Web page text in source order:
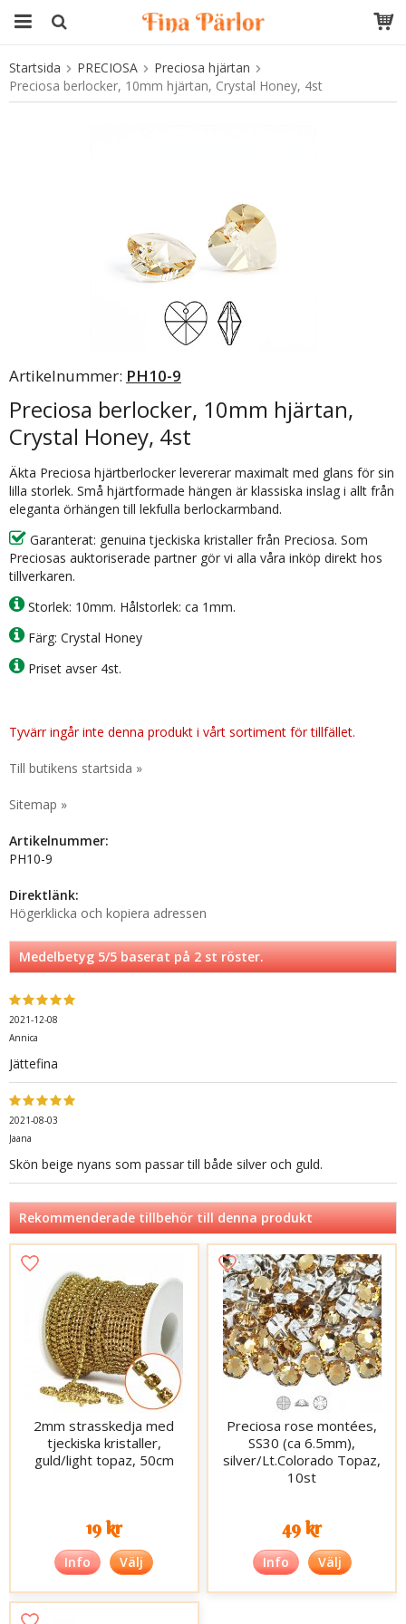
Produkten har blivit tillagd i varukorgen
Startsida PRECIOSA
Preciosa hjärtan
Preciosa berlocker, 10mm hjärtan, Crystal Honey, 4st
Artikelnummer: PH10-9
Preciosa berlocker, 10mm hjärtan,
Crystal Honey, 4st
Äkta Preciosa hjärtberlocker levererar maximalt med glans för sin
lilla storlek. Små hjärtformade hängen är klassiska inslag i allt från
eleganta örhängen till lekfulla berlockarmband.
Garanterat: genuina tjeckiska kristaller från Preciosa. Som
Preciosas auktoriserade partner gör vi alla våra inköp direkt hos
tillverkaren.
Storlek: 10mm. Hålstorlek: ca 1mm.
Färg: Crystal Honey
Priset avser 4st.
Tyvärr ingår inte denna produkt i vårt sortiment för tillfället.
Till butikens startsida »
Sitemap »
Artikelnummer:
PH10-9
Direktlänk:
Högerklicka och kopiera adressen
Medelbetyg5/5 baserat på2st röster.
2021-12-08
Annica
Jättefina
2021-08-03
Jaana
Skön beige nyans som passar till både silver och guld.
Rekommenderade tillbehör till denna produkt
2mm strasskedja med
tjeckiska kristaller,
guld/light topaz, 50cm
19 kr
Info Välj
Preciosa rose montées,
SS30 (ca 6.5mm),
silver/Lt.Colorado Topaz,
10st
49 kr
Info Välj